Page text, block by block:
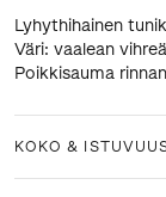
Lyhythihainen
Väri: vaalean
Poikkisauma
KOKO &